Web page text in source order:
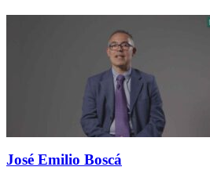
José Emilio Boscá